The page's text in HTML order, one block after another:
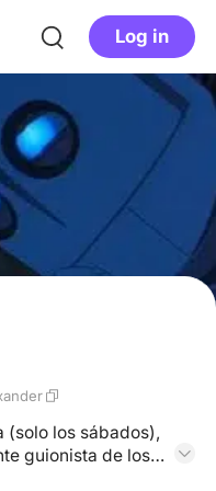
Log in
(solo los sábados),
guionista de los
actor del Taller